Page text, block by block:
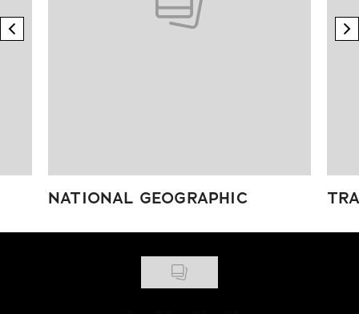
previous element
NATIONAL GEOGRAPHIC